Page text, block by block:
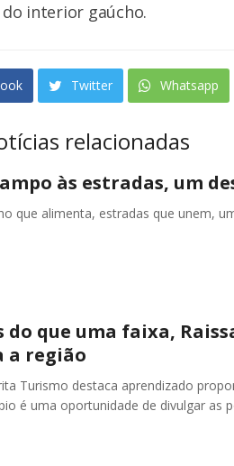
interior gaúcho.
Twitter Whatsapp
relacionadas
às estradas, um
que alimenta, estradas que unem,
do que uma faixa,
a região
Turismo destaca aprendizado
é uma oportunidade de divulgar as